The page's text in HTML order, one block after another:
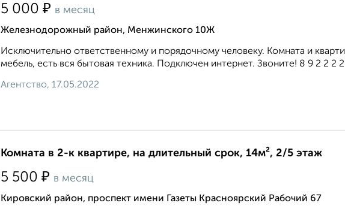
5 000 ₽ в месяц
Железнодорожный район, Менжинского 10Ж
Исключительно ответственному и порядочному человеку. Комната и
мебель, есть вся бытовая техника. Подключен интернет. Звоните! 8 9 2 2 2 2
Агентство, 17.05.2022
Комната в 2-к квартире, на длительный срок, 14м², 2/5 этаж
5 500 ₽ в месяц
Кировский район, проспект имени Газеты Красноярский Рабочий 67